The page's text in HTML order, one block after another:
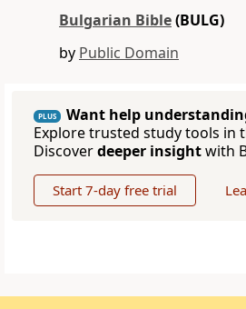
Bulgarian Bible(BULG)
by Public Domain
PLUS
Want help
Explore trusted study tools in
Discoverdeeper insightwith
Start 7-day free trial